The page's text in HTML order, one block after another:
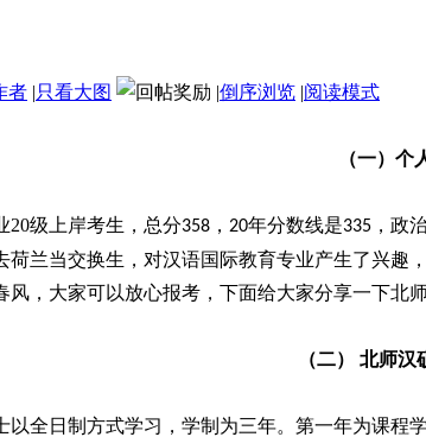
者 |只看大图 |倒序浏览 |阅读模式
（一）个
20级上岸考生，总分358 ， 20年分数线是335 ，政
兰当交换生，对汉语国际教育专业产生了兴趣
，大家可以放心报考，下面给大家分享一下北
（二） 北师汉
以全日制 方式学习，学制为三年。第一年为课程